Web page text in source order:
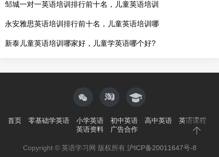
邹城一对一英语培训排行前十名，儿童英语培训
永安雅思英语培训排行前十名，儿童英语培训哪
新泰儿童英语培训哪家好，儿童学英语哪个好?
首页 零基础学英语 小学英语 初中英语 高中英语
英语课程
英语资料
广告合作
Copyright © 英语学习网 版权所有 沪ICP备20011647号-8